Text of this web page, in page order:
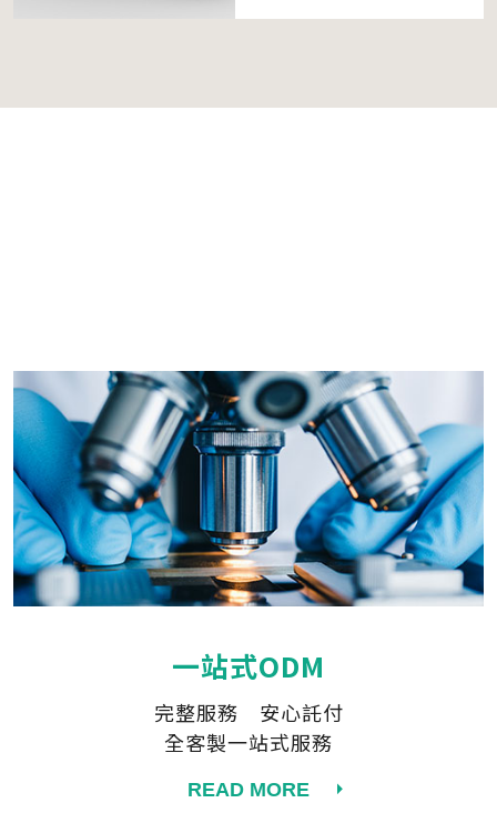
一站式ODM
完整服務 安心託付
全客製一站式服務
READ MORE